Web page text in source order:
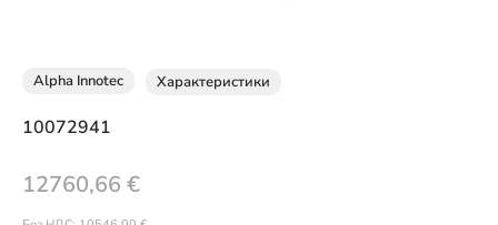
Alpha Innotec Характеристики
10072941
12760,66 €